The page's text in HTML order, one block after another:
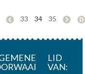
33 34 35
LID
VAN: